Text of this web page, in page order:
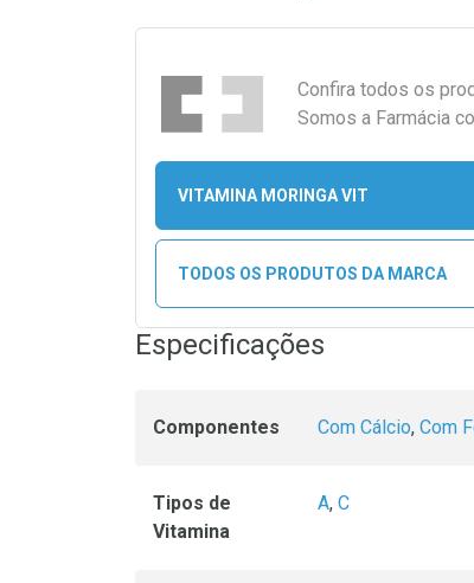
Confira todos os
Somos a Farmácia
VITAMINA MORINGA VIT
TODOS OS PRODUTOS DA MARCA
Especificações
Componentes Com Cálcio, Com
Tipos de
Vitamina
A, C